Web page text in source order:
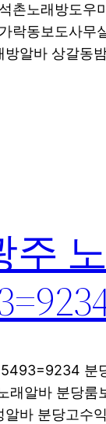
촌노래방도우
락동보도사무
알바 상갈동
주
분
래알바 분당
알바 분당고